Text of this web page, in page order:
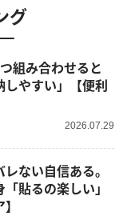
グ
組み合わせると
しやすい」【便利
2026.07.29
ない自信ある。
貼るの楽しい」